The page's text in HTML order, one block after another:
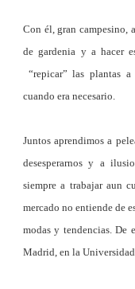
Con él, gran campesino,
de gardenia y a hacer
“repicar” las plantas
cuando era necesario.
Juntos aprendimos a
desesperarnos y a
siempre a trabajar aun
mercado no entiende de
modas y tendencias. De
Madrid, en la